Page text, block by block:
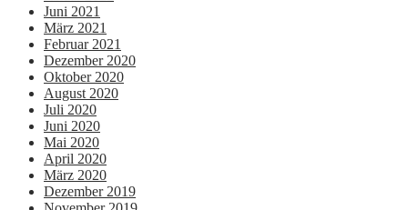
Juni 2021
März 2021
Februar 2021
Dezember 2020
Oktober 2020
August 2020
Juli 2020
Juni 2020
Mai 2020
April 2020
März 2020
Dezember 2019